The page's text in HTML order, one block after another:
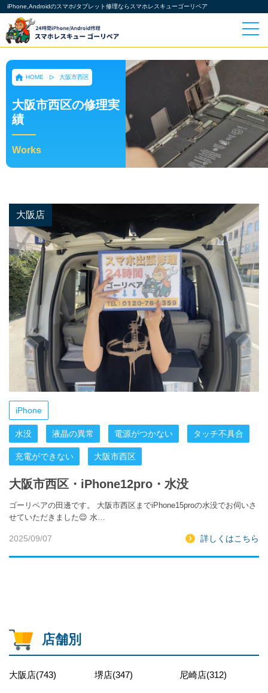
iPhone,Androidのスマホ/タブレット修理ならスマホレスキューゴーリペア
HOME 大阪市西区
大阪市西区の修理実
績
Works
大阪店
iPhone
水没 液晶の異常 電源がつかない タッチ不具合
充電ができない 大阪市西区
大阪市西区・iPhone12pro・水没
ゴーリペアの田邊です。 大阪市西区までiPhone15proの水没でお伺いさ
せていただきました😌 水…
2025/09/07 詳しくはこちら
店舗別
大阪店(743) 堺店(347) 尼崎店(312)